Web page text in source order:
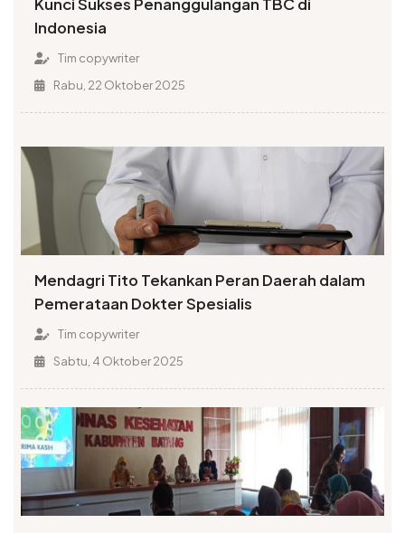
Kunci Sukses Penanggulangan TBC di
Indonesia
Tim copywriter
Rabu, 22 Oktober 2025
Mendagri Tito Tekankan Peran Daerah dalam
Pemerataan Dokter Spesialis
Tim copywriter
Sabtu, 4 Oktober 2025